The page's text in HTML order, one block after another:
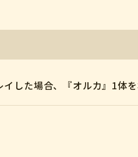
した場合、『オルカ』1体